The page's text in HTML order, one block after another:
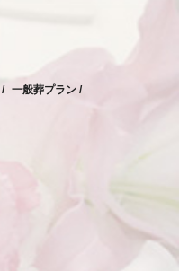
一般葬プラン